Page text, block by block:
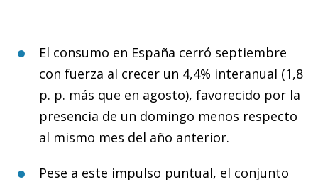
El consumo en España cerró septiembre
con fuerza al crecer un 4,4% interanual (1,8
p. p. más que en agosto), favorecido por la
presencia de un domingo menos respecto
al mismo mes del año anterior.
Pese a este impulso puntual, el conjunto